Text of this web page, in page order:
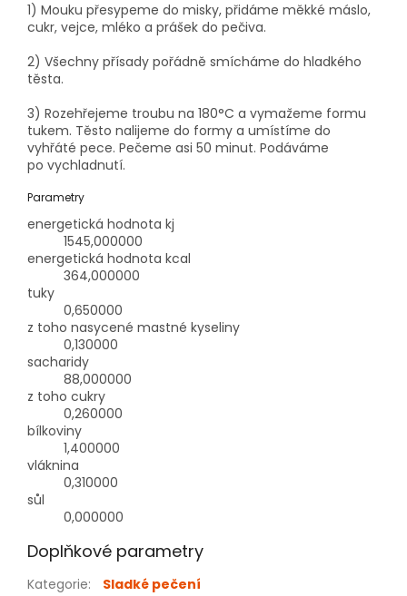
1) Mouku přesypeme do misky, přidáme měkké máslo,
cukr, vejce, mléko a prášek do pečiva.
2) Všechny přísady pořádně smícháme do hladkého
těsta.
3) Rozehřejeme troubu na 180°C a vymažeme formu
tukem. Těsto nalijeme do formy a umístíme do
vyhřáté pece. Pečeme asi 50 minut. Podáváme
po vychladnutí.
Parametry
energetická hodnota kj
1545,000000
energetická hodnota kcal
364,000000
tuky
0,650000
z toho nasycené mastné kyseliny
0,130000
sacharidy
88,000000
z toho cukry
0,260000
bílkoviny
1,400000
vláknina
0,310000
sůl
0,000000
Doplňkové parametry
Kategorie:
Sladké pečení